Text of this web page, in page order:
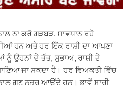
ਨਾ ਕਰੋ ਗੜਬੜ, ਸਾਵਧਾਨ ਰਹੋ
ਹਨ ਅਤੇ ਹਰ ਇੱਕ ਰਾਸ਼ੀ ਦਾ ਆਪਣਾ
ਨੂੰ ਉਹਨਾਂ ਦੇ ਤੱਤ, ਸੁਭਾਅ, ਰਾਸ਼ੀ ਦੇ
ਜਾ ਸਕਦਾ ਹੈ। ਹਰ ਵਿਅਕਤੀ ਵਿੱਚ
ਗੁਣ ਨਜ਼ਰ ਆਉਂਦੇ ਹਨ। ਭਾਵੇਂ ਸਾਰੀ